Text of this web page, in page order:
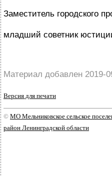
Заместитель городского
младший советник
Материал добавлен 2019-
Версия для печати
© МО Мельниковское сельское
район Ленинградской области